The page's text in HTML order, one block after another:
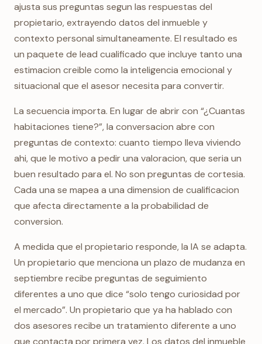
ajusta sus preguntas segun las respuestas del
propietario, extrayendo datos del inmueble y
contexto personal simultaneamente. El resultado es
un paquete de lead cualificado que incluye tanto una
estimacion creible como la inteligencia emocional y
situacional que el asesor necesita para convertir.
La secuencia importa. En lugar de abrir con “¿Cuantas
habitaciones tiene?”, la conversacion abre con
preguntas de contexto: cuanto tiempo lleva viviendo
ahi, que le motivo a pedir una valoracion, que seria un
buen resultado para el. No son preguntas de cortesia.
Cada una se mapea a una dimension de cualificacion
que afecta directamente a la probabilidad de
conversion.
A medida que el propietario responde, la IA se adapta.
Un propietario que menciona un plazo de mudanza en
septiembre recibe preguntas de seguimiento
diferentes a uno que dice “solo tengo curiosidad por
el mercado”. Un propietario que ya ha hablado con
dos asesores recibe un tratamiento diferente a uno